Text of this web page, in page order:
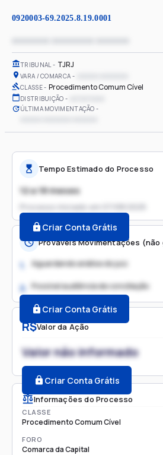
0920003-69.2025.8.19.0001
TRIBUNAL TJRJ
VARA / COMARCA
CLASSE Procedimento Comum Cível
DISTRIBUIÇÃO
ÚLTIMA MOVIMENTAÇÃO
R$Valor da Ação
Valor não informado
Criar Conta Grátis
Informações do Processo
CLASSE
Procedimento Comum Cível
FORO
Comarca da Capital
Tempo Estimado do Processo
12 a 18 meses
Processo iniciado em
Criar Conta Grátis
Prováveis Movimentações (não
1. Aguardando análise do juiz
2. Possível audiência de conciliação
Criar Conta Grátis